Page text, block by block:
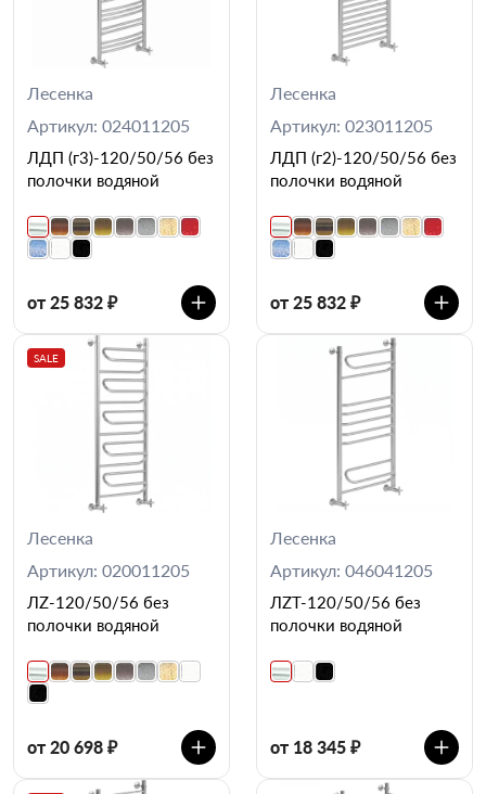
Лесенка
Артикул: 024011205
ЛДП (г3)-120/50/56 без
полочки водяной
от 25 832 ₽
Лесенка
Артикул: 023011205
ЛДП (г2)-120/50/56 без
полочки водяной
от 25 832 ₽
SALE
Лесенка
Артикул: 020011205
ЛZ-120/50/56 без
полочки водяной
от 20 698 ₽
Лесенка
Артикул: 046041205
ЛZT-120/50/56 без
полочки водяной
от 18 345 ₽